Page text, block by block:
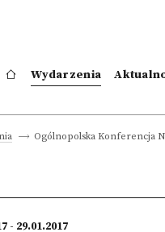
Wydarzenia
Ogólnopolska Konferencja
- 29.01.2017